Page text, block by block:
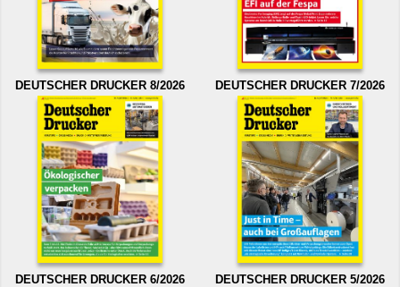
DEUTSCHER DRUCKER 8/2026 DEUTSCHER DRUCKER 7/2026
DEUTSCHER DRUCKER 6/2026 DEUTSCHER DRUCKER 5/2026